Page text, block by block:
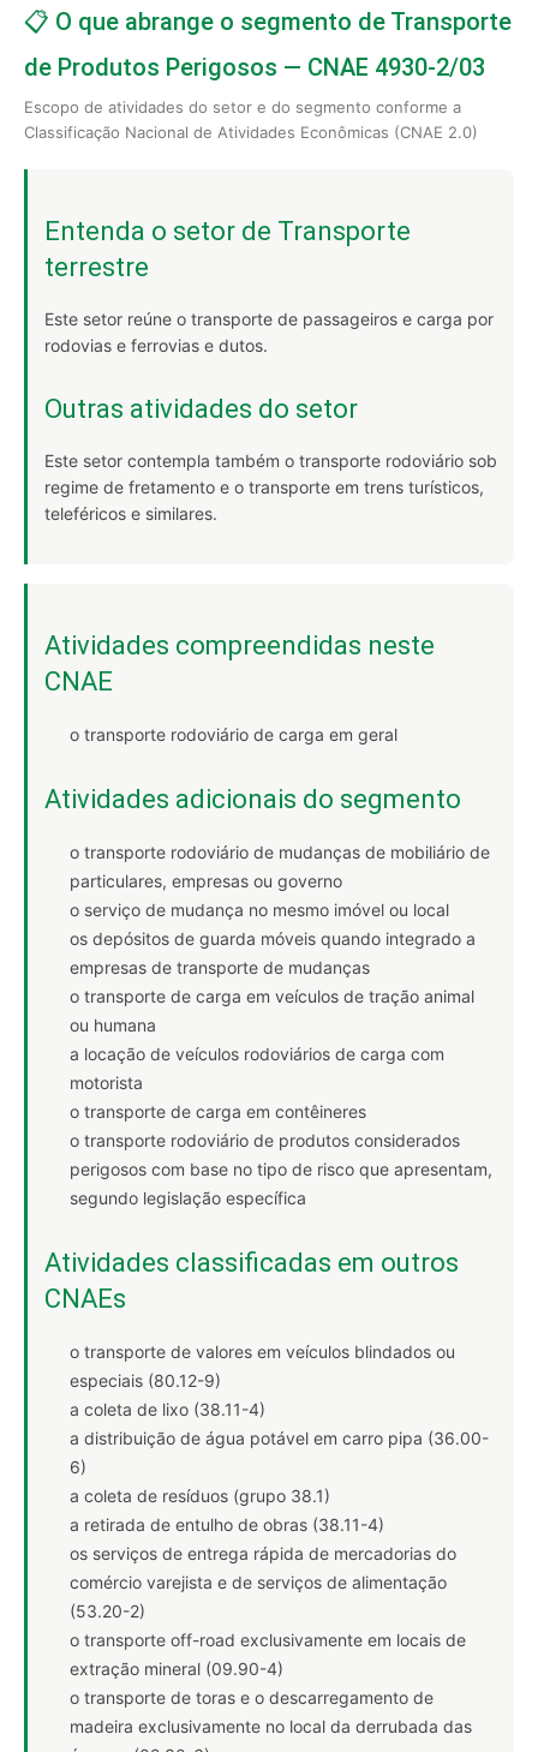
📋 O que abrange o segmento de Transporte
de Produtos Perigosos — CNAE 4930-2/03
Escopo de atividades do setor e do segmento conforme a
Classificação Nacional de Atividades Econômicas (CNAE 2.0)
Entenda o setor de Transporte
terrestre
Este setor reúne o transporte de passageiros e carga por
rodovias e ferrovias e dutos.
Outras atividades do setor
Este setor contempla também o transporte rodoviário sob
regime de fretamento e o transporte em trens turísticos,
teleféricos e similares.
Atividades compreendidas neste
CNAE
o transporte rodoviário de carga em geral
Atividades adicionais do segmento
o transporte rodoviário de mudanças de mobiliário de
particulares, empresas ou governo
o serviço de mudança no mesmo imóvel ou local
os depósitos de guarda móveis quando integrado a
empresas de transporte de mudanças
o transporte de carga em veículos de tração animal
ou humana
a locação de veículos rodoviários de carga com
motorista
o transporte de carga em contêineres
o transporte rodoviário de produtos considerados
perigosos com base no tipo de risco que apresentam,
segundo legislação específica
Atividades classificadas em outros
CNAEs
o transporte de valores em veículos blindados ou
especiais (80.12-9)
a coleta de lixo (38.11-4)
a distribuição de água potável em carro pipa (36.00-
6)
a coleta de resíduos (grupo 38.1)
a retirada de entulho de obras (38.11-4)
os serviços de entrega rápida de mercadorias do
comércio varejista e de serviços de alimentação
(53.20-2)
o transporte off-road exclusivamente em locais de
extração mineral (09.90-4)
o transporte de toras e o descarregamento de
madeira exclusivamente no local da derrubada das